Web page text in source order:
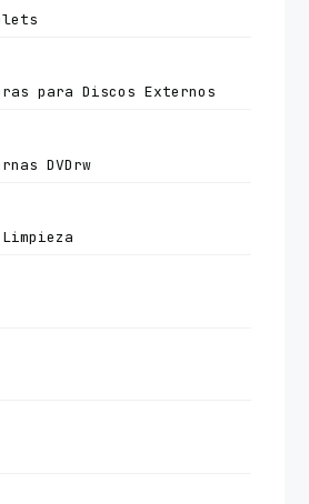
para Discos Externos
DVDrw